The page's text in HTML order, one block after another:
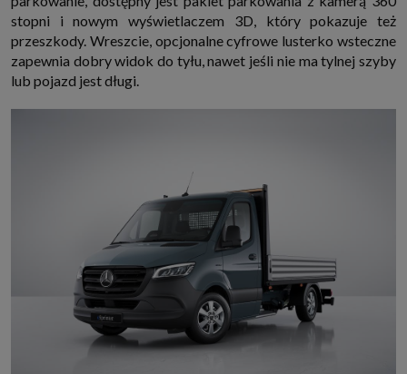
stopni i nowym wyświetlaczem 3D, który pokazuje też
przeszkody. Wreszcie, opcjonalne cyfrowe lusterko wsteczne
zapewnia dobry widok do tyłu, nawet jeśli nie ma tylnej szyby
lub pojazd jest długi.